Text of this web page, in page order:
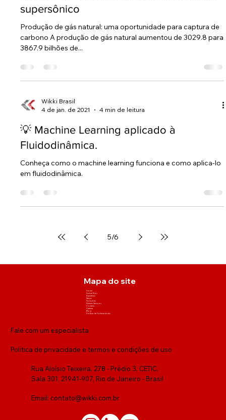
supersônico
Produção de gás natural: uma oportunidade para captura de
carbono A produção de gás natural aumentou de 3029.8 para
3867.9 bilhões de...
Wikki Brasil
4 de jan. de 2021
4 min de leitura
💡 Machine Learning aplicado à
Fluidodinâmica.
Conheça como o machine learning funciona e como aplica-lo
em fluidodinâmica.
5/6
Mapa do site
Home
Sobre Nós
Expertises
Nexus
Soluções
Demais Serviços
Contato
Carreira
Blog
Política de Fornecedores
Fale com um especialista
Politica de privacidade e termos e condições de uso
Rua Aloísio Teixeira, 278 - Prédio 3, CETIC,
Sala 301, 21941-907, Rio de Janeiro - Brasil
Email: contato@wikki.com.br